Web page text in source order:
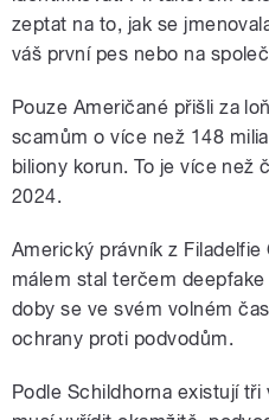
zeptat na to, jak se
váš první pes nebo na
Pouze Američané přišli za
scamům o více než 148
biliony korun. To je více než
2024.
Americký právník z
málem stal terčem
doby se ve svém volném
ochrany proti podvodům.
Podle Schildhorna existují tři